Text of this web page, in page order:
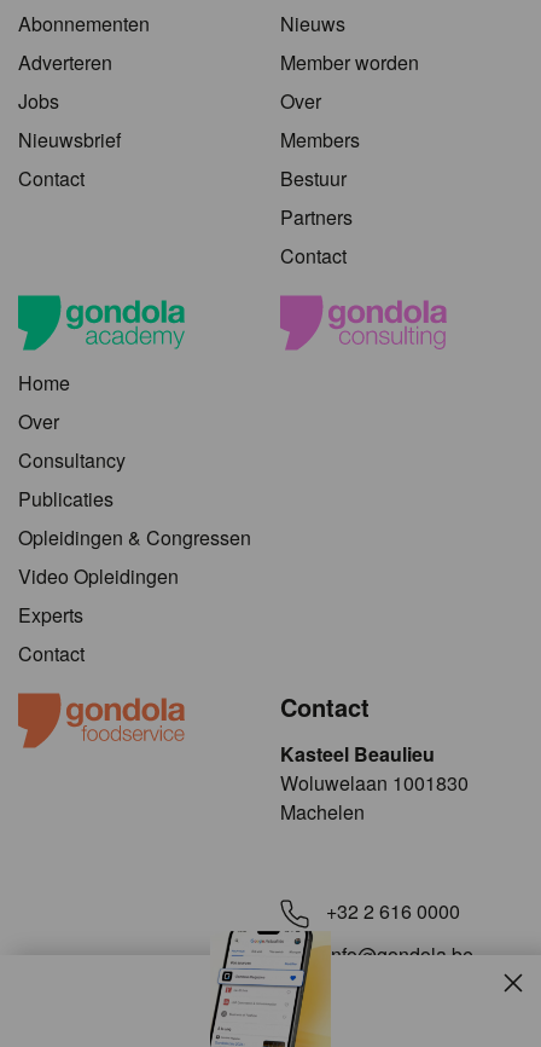
Abonnementen
Adverteren
Jobs
Nieuwsbrief
Contact
Nieuws
Member worden
Over
Members
Bestuur
Partners
Contact
Home
Over
Consultancy
Publicaties
Opleidingen & Congressen
Video Opleidingen
Experts
Contact
Contact
Kasteel Beaulieu
​​​Woluwelaan 1001830
Machelen
+32 2 616 0000
info@gondola.be
Volg ons op